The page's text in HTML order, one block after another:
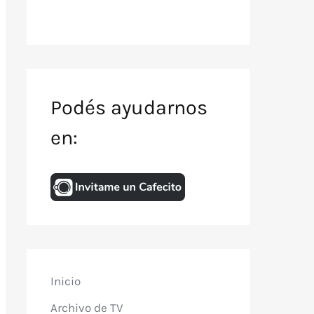
Podés ayudarnos
en:
Inicio
Archivo de TV